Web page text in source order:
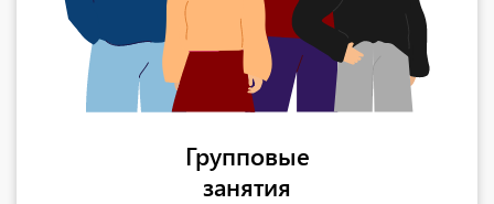
Групповые
занятия